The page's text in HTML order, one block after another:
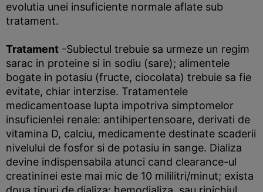
evolutia unei insuficiente normale aflate sub
tratament.
Tratament -Subiectul trebuie sa urmeze un regim
sarac in proteine si in sodiu (sare); alimentele
bogate in potasiu (fructe, ciocolata) trebuie sa fie
evitate, chiar interzise. Tratamentele
medicamentoase lupta impotriva simptomelor
insuficien!ei renale: antihipertensoare, derivati de
vitamina D, calciu, medicamente destinate scaderii
nivelului de fosfor si de potasiu in sange. Dializa
devine indispensabila atunci cand clearance-ul
creatininei este mai mic de 10 mililitri/minut; exista